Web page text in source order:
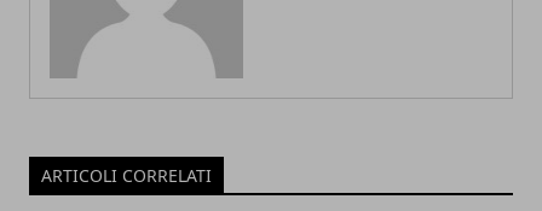
ARTICOLI CORRELATI